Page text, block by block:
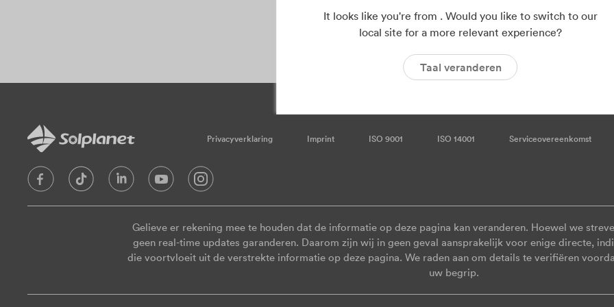
Privacyverklaring Imprint ISO 9001 ISO 14001 Serviceovereenkomst
Gelieve er rekening mee te houden dat de informatie op deze pagina kan veranderen. Hoewel we
geen real-time updates garanderen. Daarom zijn wij in geen geval aansprakelijk voor enige directe,
die voortvloeit uit de verstrekte informatie op deze pagina. We raden aan om details te verifiëren
uw begrip.
It looks like you're from . Would you like to switch to our
local site for a more relevant experience?
Taal veranderen